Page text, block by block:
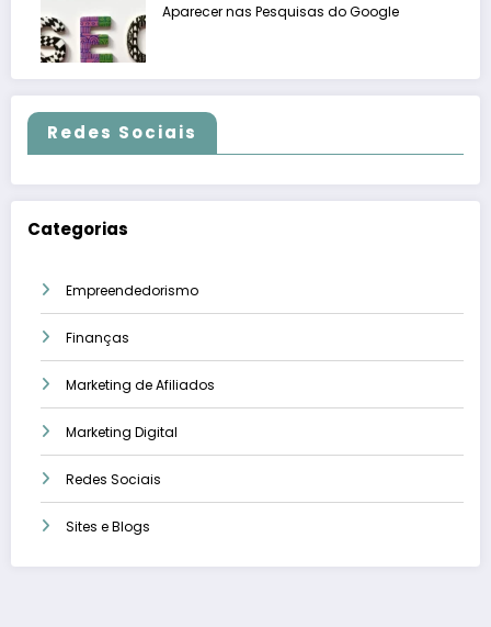
Aparecer nas Pesquisas do Google
Redes Sociais
Categorias
Empreendedorismo
Finanças
Marketing de Afiliados
Marketing Digital
Redes Sociais
Sites e Blogs